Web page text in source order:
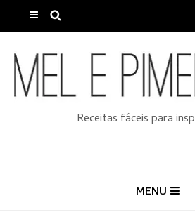
Receitas fáceis para
MENU